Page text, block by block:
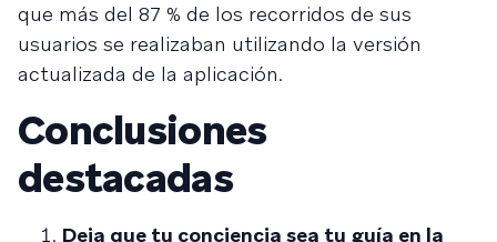
que más del 87 % de los recorridos de sus
usuarios se realizaban utilizando la versión
actualizada de la aplicación.
Conclusiones
destacadas
Deja que tu conciencia sea tu guía en la